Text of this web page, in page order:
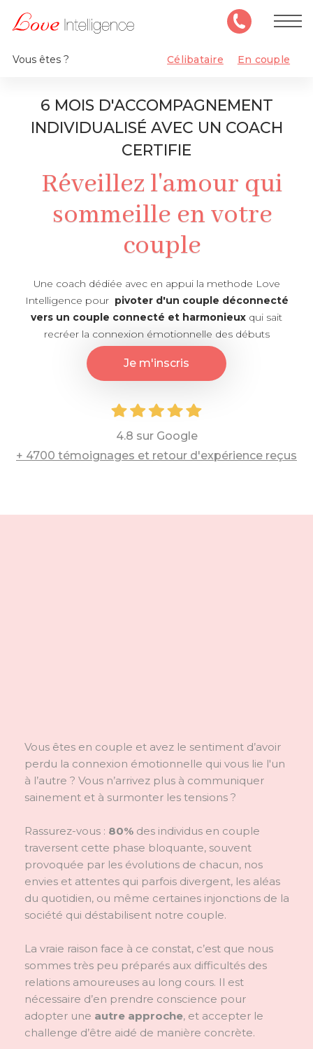
Vous êtes ? Célibataire En couple
6 MOIS D'ACCOMPAGNEMENT
INDIVIDUALISÉ AVEC UN COACH
CERTIFIE
Réveillez l'amour qui
sommeille en votre
couple
Une coach dédiée avec en appui la methode Love
Intelligence pour pivoter d'un couple déconnecté
vers un couple connecté et harmonieux qui sait
recréer la connexion émotionnelle des débuts
Je m'inscris
4.8 sur Google
+ 4700 témoignages et retour d'expérience reçus
Vous êtes en couple et avez le sentiment d’avoir
perdu la connexion émotionnelle qui vous lie l'un
à l’autre ? Vous n’arrivez plus à communiquer
sainement et à surmonter les tensions ?
Rassurez-vous : 80%des individus en couple
traversent cette phase bloquante, souvent
provoquée par les évolutions de chacun, nos
envies et attentes qui parfois divergent, les aléas
du quotidien, ou même certaines injonctions de la
société qui déstabilisent notre couple.
La vraie raison face à ce constat, c’est que nous
sommes très peu préparés aux difficultés des
relations amoureuses au long cours. Il est
nécessaire d’en prendre conscience pour
adopter une autre approche, et accepter le
challenge d’être aidé de manière concrète.